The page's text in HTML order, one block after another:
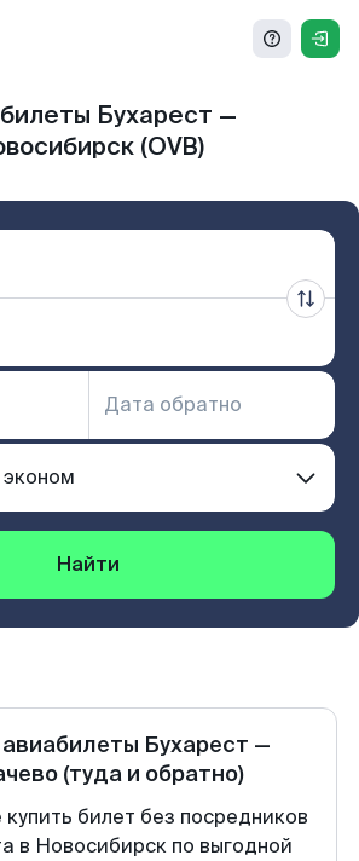
Бухарест —
(OVB)
Найти
Бухарест —
(туда и обратно)
билет без посредников
в Новосибирск по выгодной